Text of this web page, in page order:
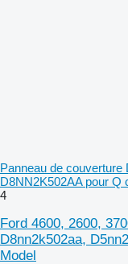
Panneau de couverture
D8NN2K502AA pour Q
4
Ford 4600, 2600,
D8nn2k502aa,
Model